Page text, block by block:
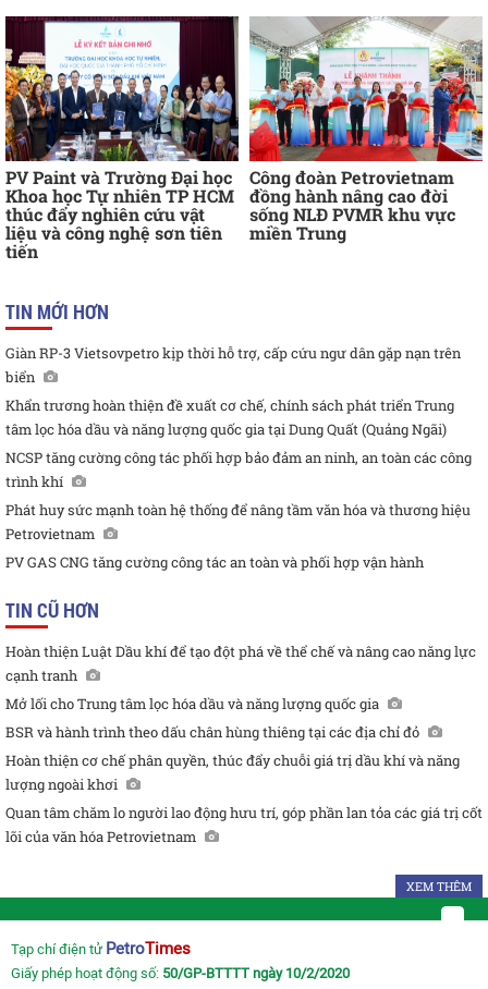
PV Paint và Trường Đại học
Khoa học Tự nhiên TP HCM
thúc đẩy nghiên cứu vật
liệu và công nghệ sơn tiên
tiến
Công đoàn Petrovietnam
đồng hành nâng cao đời
sống NLĐ PVMR khu vực
miền Trung
TIN MỚI HƠN
Giàn RP-3 Vietsovpetro kịp thời hỗ trợ, cấp cứu ngư dân gặp nạn trên
biển
Khẩn trương hoàn thiện đề xuất cơ chế, chính sách phát triển Trung
tâm lọc hóa dầu và năng lượng quốc gia tại Dung Quất (Quảng Ngãi)
NCSP tăng cường công tác phối hợp bảo đảm an ninh, an toàn các công
trình khí
Phát huy sức mạnh toàn hệ thống để nâng tầm văn hóa và thương hiệu
Petrovietnam
PV GAS CNG tăng cường công tác an toàn và phối hợp vận hành
TIN CŨ HƠN
Hoàn thiện Luật Dầu khí để tạo đột phá về thể chế và nâng cao năng lực
cạnh tranh
Mở lối cho Trung tâm lọc hóa dầu và năng lượng quốc gia
BSR và hành trình theo dấu chân hùng thiêng tại các địa chỉ đỏ
Hoàn thiện cơ chế phân quyền, thúc đẩy chuỗi giá trị dầu khí và năng
lượng ngoài khơi
Quan tâm chăm lo người lao động hưu trí, góp phần lan tỏa các giá trị cốt
lõi của văn hóa Petrovietnam
XEM THÊM
Tạp chí điện tử PetroTimes
Giấy phép hoạt động số: 50/GP-BTTTT ngày 10/2/2020